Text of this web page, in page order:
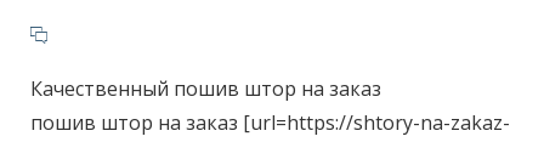
Качественный пошив штор на заказ
пошив штор на заказ [url=https://shtory-na-zakaz-